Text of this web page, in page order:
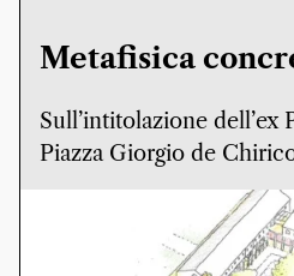
Metafisica
Sull’intitolazione dell’ex
Piazza Giorgio de